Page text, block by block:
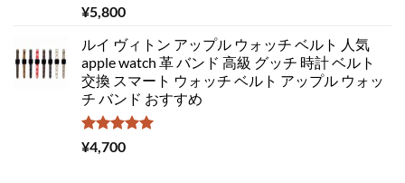
5段階中
5.00
¥5,800
ルイ ヴィトン アップル ウォッチ ベルト 人気
apple watch 革 バンド 高級 グッチ 時計 ベルト
交換 スマート ウォッチ ベルト アップル ウォッ
チ バンド おすすめ
5段階中
5.00
¥4,700